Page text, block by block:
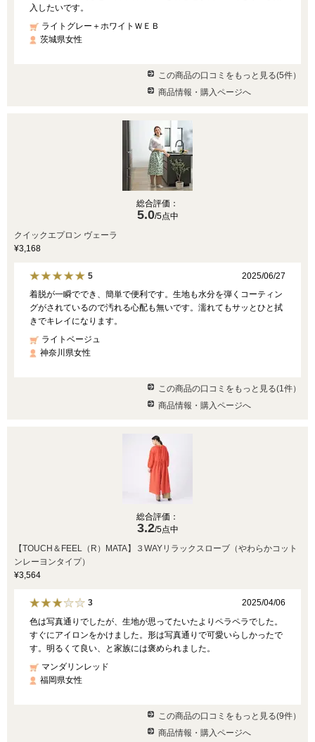
入したいです。
ライトグレー＋ホワイトＷＥＢ
茨城県女性
この商品の口コミをもっと見る(5件）
商品情報・購入ページへ
総合評価：
5.0/5点中
クイックエプロン ヴェーラ
¥3,168
5
2025/06/27
着脱が一瞬ででき、簡単で便利です。生地も水分を弾くコーティン
グがされているので汚れる心配も無いです。濡れてもサッとひと拭
きでキレイになります。
ライトベージュ
神奈川県女性
この商品の口コミをもっと見る(1件）
商品情報・購入ページへ
総合評価：
3.2/5点中
【TOUCH＆FEEL（R）MATA】３WAYリラックスローブ（やわらかコット
ンレーヨンタイプ）
¥3,564
3
2025/04/06
色は写真通りでしたが、生地が思ってたいたよりペラペラでした。
すぐにアイロンをかけました。形は写真通りで可愛いらしかったで
す。明るくて良い、と家族には褒められました。
マンダリンレッド
福岡県女性
この商品の口コミをもっと見る(9件）
商品情報・購入ページへ